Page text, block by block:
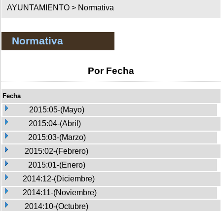
AYUNTAMIENTO > Normativa
Normativa
Por Fecha
Fecha
2015:05-(Mayo)
2015:04-(Abril)
2015:03-(Marzo)
2015:02-(Febrero)
2015:01-(Enero)
2014:12-(Diciembre)
2014:11-(Noviembre)
2014:10-(Octubre)